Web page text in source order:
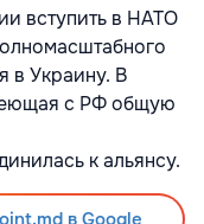
вступить в НАТО
в Украину. В
с РФ общую
к альянсу.
в Google